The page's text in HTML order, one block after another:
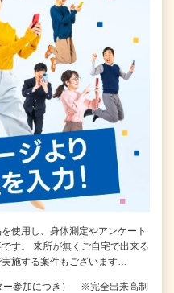
使用し、身体測定やアンケート
す。 来所が無くご自宅で出来る
施する案件もございます…
ー参加につき） ※完全出来高制